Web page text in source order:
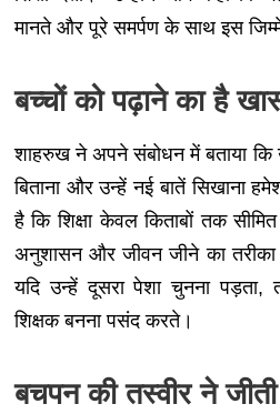
मानते और पूरे समर्पण के साथ इस
बच्चों को पढ़ाने का है
शाहरुख ने अपने संबोधन में बताया
बिताना और उन्हें नई बातें सिखाना
है कि शिक्षा केवल किताबों तक
अनुशासन और जीवन जीने का
यदि उन्हें दूसरा पेशा चुनना पड़ता,
शिक्षक बनना पसंद करते।
बचपन की तस्वीर ने